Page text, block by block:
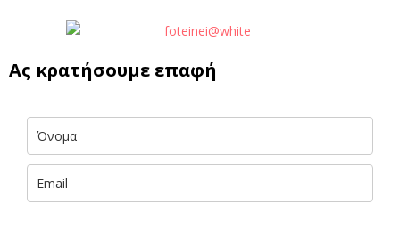
Ας κρατήσουμε επαφή